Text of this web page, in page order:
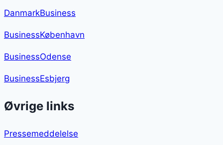
DanmarkBusiness
BusinessKøbenhavn
BusinessOdense
BusinessEsbjerg
Øvrige links
Pressemeddelelse